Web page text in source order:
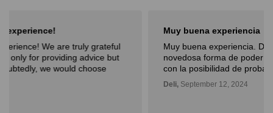
Muy buena experiencia
Muy buena experiencia. Diderot es una excelente y
novedosa forma de poder ver, aprender, comprar arte y
con la posibilidad de probarlo. Me fue muy bien!